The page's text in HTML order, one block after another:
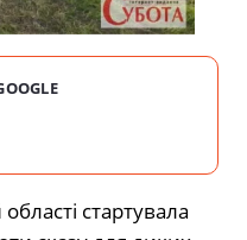
стартувала